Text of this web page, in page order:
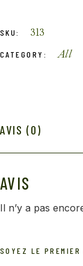
SKU: 313
CATEGORY: All
AVIS (0)
AVIS
Il n’y a pas
SOYEZ LE